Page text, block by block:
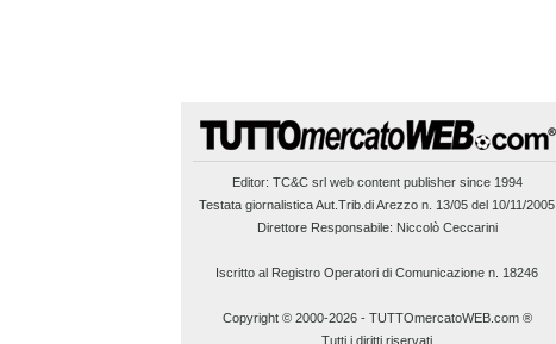
Editor: TC&C srl web content publisher since 1994
Testata giornalistica Aut.Trib.di Arezzo n. 13/05 del 10/11/2005
Direttore Responsabile: Niccolò Ceccarini
Iscritto al Registro Operatori di Comunicazione n. 18246
Copyright © 2000-2026- TUTTOmercatoWEB.com ®
Tutti i diritti riservati